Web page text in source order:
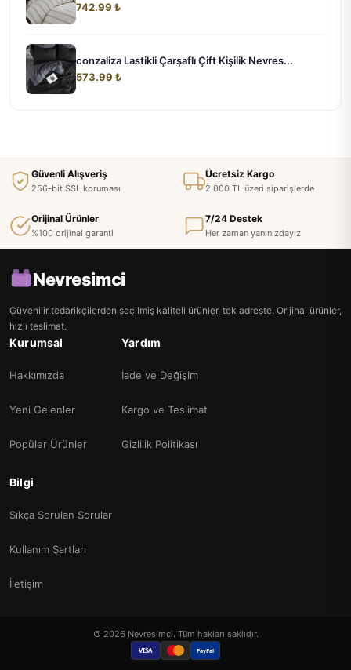
742.99 ₺
conzaliza Lastikli Çarşaflı Çift Kişilik Nevres...
573.99 ₺
Güvenli Alışveriş
256-bit SSL koruması
Ücretsiz Kargo
2.000 TL üzeri siparişlerde
Orijinal Ürünler
%100 orijinal garanti
7/24 Destek
Her zaman yanınızdayız
Nevresimci
Güvenilir tedarikçilerden seçilmiş kaliteli ürünler, tek adreste. Orijinal ürünler,
hızlı teslimat.
Kurumsal
Hakkımızda
Yeni Gelenler
Popüler Ürünler
Yardım
İade ve Değişim
Kargo ve Teslimat
Gizlilik Politikası
Bilgi
Sıkça Sorulan Sorular
Kullanım Şartları
İletişim
© 2026 Nevresimci. Tüm hakları saklıdır.
VISA PayPal